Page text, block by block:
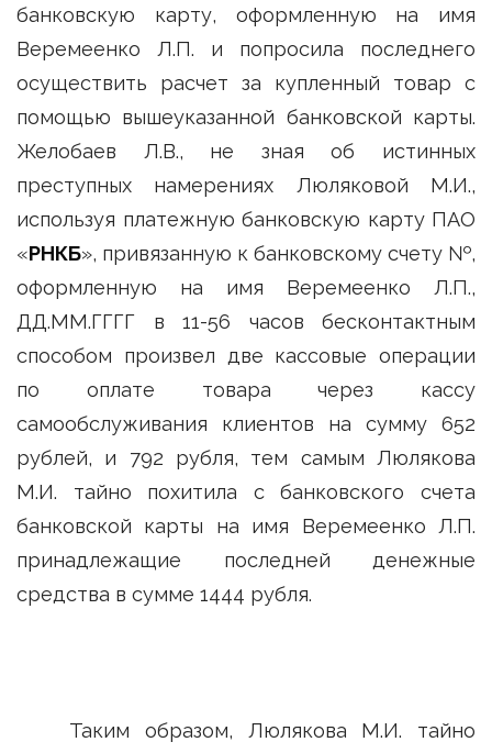
банковскую карту, оформленную на имя
Веремеенко Л.П. и попросила последнего
осуществить расчет за купленный товар с
помощью вышеуказанной банковской карты.
Желобаев Л.В., не зная об истинных
преступных намерениях Люляковой М.И.,
используя платежную банковскую карту ПАО
«РНКБ», привязанную к банковскому счету №,
оформленную на имя Веремеенко Л.П.,
ДД.ММ.ГГГГ в 11-56 часов бесконтактным
способом произвел две кассовые операции
по оплате товара через кассу
самообслуживания клиентов на сумму 652
рублей, и 792 рубля, тем самым Люлякова
М.И. тайно похитила с банковского счета
банковской карты на имя Веремеенко Л.П.
принадлежащие последней денежные
средства в сумме 1444 рубля.
Таким образом, Люлякова М.И. тайно